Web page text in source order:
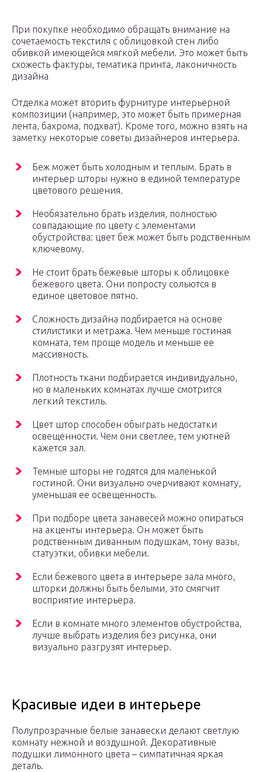
При покупке необходимо обращать внимание на
сочетаемость текстиля с облицовкой стен либо
обивкой имеющейся мягкой мебели. Это может быть
схожесть фактуры, тематика принта, лаконичность
дизайна
Отделка может вторить фурнитуре интерьерной
композиции (например, это может быть примерная
лента, бахрома, подхват). Кроме того, можно взять на
заметку некоторые советы дизайнеров интерьера.
Беж может быть холодным и теплым. Брать в
интерьер шторы нужно в единой температуре
цветового решения.
Необязательно брать изделия, полностью
совпадающие по цвету с элементами
обустройства: цвет беж может быть родственным
ключевому.
Не стоит брать бежевые шторы к облицовке
бежевого цвета. Они попросту сольются в
единое цветовое пятно.
Сложность дизайна подбирается на основе
стилистики и метража. Чем меньше гостиная
комната, тем проще модель и меньше ее
массивность.
Плотность ткани подбирается индивидуально,
но в маленьких комнатах лучше смотрится
легкий текстиль.
Цвет штор способен обыграть недостатки
освещенности. Чем они светлее, тем уютней
кажется зал.
Темные шторы не годятся для маленькой
гостиной. Они визуально очерчивают комнату,
уменьшая ее освещенность.
При подборе цвета занавесей можно опираться
на акценты интерьера. Он может быть
родственным диванным подушкам, тону вазы,
статуэтки, обивки мебели.
Если бежевого цвета в интерьере зала много,
шторки должны быть белыми, это смягчит
восприятие интерьера.
Если в комнате много элементов обустройства,
лучше выбрать изделия без рисунка, они
визуально разгрузят интерьер.
Красивые идеи в интерьере
Полупрозрачные белые занавески делают светлую
комнату нежной и воздушной. Декоративные
подушки лимонного цвета – симпатичная яркая
деталь.